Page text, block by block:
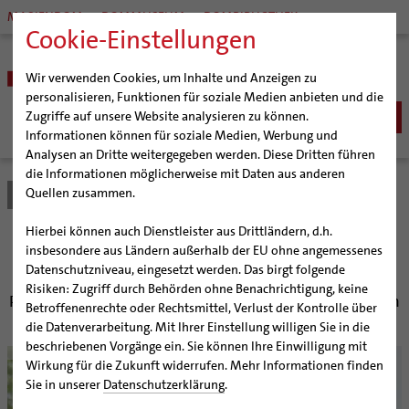
Cookie-Einstellungen
Wir verwenden Cookies, um Inhalte und Anzeigen zu
personalisieren, Funktionen für soziale Medien anbieten und die
Zugriffe auf unsere Website analysieren zu können.
Informationen können für soziale Medien, Werbung und
Analysen an Dritte weitergegeben werden. Diese Dritten führen
die Informationen möglicherweise mit Daten aus anderen
Quellen zusammen.
Hierbei können auch Dienstleister aus Drittländern, d.h.
insbesondere aus Ländern außerhalb der EU ohne angemessenes
Datenschutzniveau, eingesetzt werden. Das birgt folgende
Risiken: Zugriff durch Behörden ohne Benachrichtigung, keine
Betroffenenrechte oder Rechtsmittel, Verlust der Kontrolle über
die Datenverarbeitung. Mit Ihrer Einstellung willigen Sie in die
beschriebenen Vorgänge ein. Sie können Ihre Einwilligung mit
Wirkung für die Zukunft widerrufen. Mehr Informationen finden
Sie in unserer Datenschutzerklärung.
MARIENDOM DOMMUSEUM DOMBIBLIOTHEK
BISTUM
Bischöfe
Weihbischof Dr. Martin Marahrens
Bischof em. Norbert Trelle
Weihbischof em. Bongartz
Weihbischof em. Schwerdtfeger
Weihbischof em. Koitz
Bischof em. Dr. Wüstenberg
Generalvikariat
Gremien
Diözesangericht
Gemeindegremien
Pfarrgemeinden
Hildesheimer Dom
Virtueller Rundgang durch den Dom
Tausendjähriger Rosenstock
Die Hildesheimer Dommusik
Wallfahrten | Pilgern
Termine Wallfahrten und Pilgern
Jakobswege im Bistum Hildesheim
Veranstaltungen
Strategieprozess
Jugend
Bistum Hildesheim
70 Jahre Priester
Pastor Winfried Henze feiert ungewöhnliches Jubiläum
© Pohlmann / KirchenZeitung